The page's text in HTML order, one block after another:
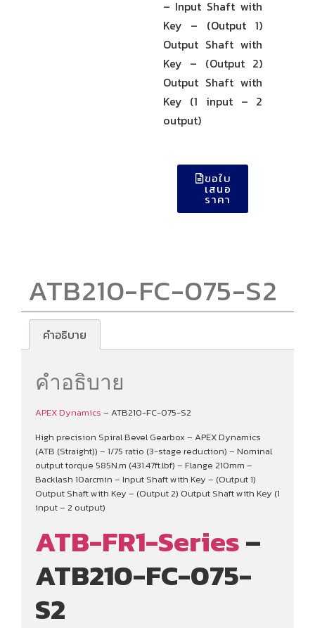
– Input Shaft with
Key – (Output 1)
Output Shaft with
Key – (Output 2)
Output Shaft with
Key (1 input – 2
output)
ขอใบ
เสนอ
ราคา
ATB210-FC-075-S2
คำอธิบาย
คำอธิบาย
APEX Dynamics – ATB210-FC-075-S2
High precision Spiral Bevel Gearbox – APEX Dynamics
(ATB (Straight)) – 1/75 ratio (3-stage reduction) – Nominal
output torque 585N.m (431.47ft.lbf) – Flange 210mm –
Backlash 10arcmin – Input Shaft with Key – (Output 1)
Output Shaft with Key – (Output 2) Output Shaft with Key (1
input – 2 output)
ATB-FR1-Series–
ATB210-FC-075-
S2